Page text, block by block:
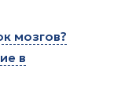
мозгов?
в